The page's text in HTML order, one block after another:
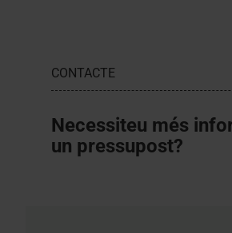
CONTACTE
Necessiteu més
un pressupost?